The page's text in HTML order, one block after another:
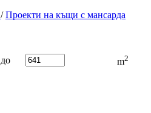
/ Проекти на къщи с мансарда
до m2